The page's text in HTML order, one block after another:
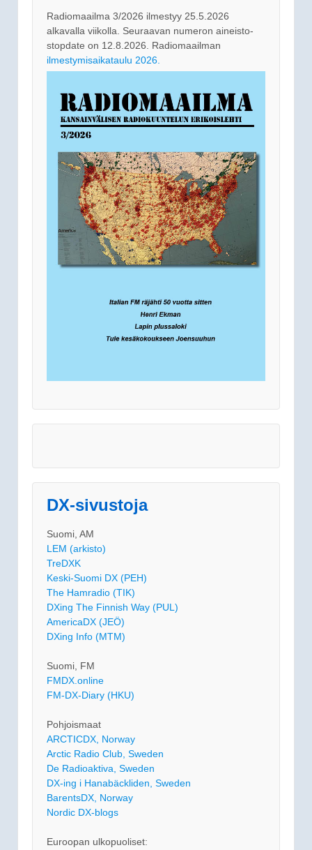
Radiomaailma 3/2026 ilmestyy 25.5.2026
alkavalla viikolla. Seuraavan numeron aineisto-
stopdate on 12.8.2026. Radiomaailman
ilmestymisaikataulu 2026.
DX-sivustoja
Suomi, AM
LEM (arkisto)
TreDXK
Keski-Suomi DX (PEH)
The Hamradio (TIK)
DXing The Finnish Way (PUL)
AmericaDX (JEÖ)
DXing Info (MTM)
Suomi, FM
FMDX.online
FM-DX-Diary (HKU)
Pohjoismaat
ARCTICDX, Norway
Arctic Radio Club, Sweden
De Radioaktiva, Sweden
DX-ing i Hanabäckliden, Sweden
BarentsDX, Norway
Nordic DX-blogs
Euroopan ulkopuoliset: